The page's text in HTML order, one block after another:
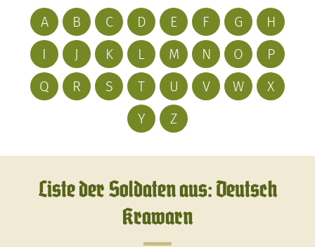
A B C D E F G
H
I
J K L M N O
P
Q
R S T U V W
X
Y
Z
Liste der Soldaten aus: Deutsch
Krawarn